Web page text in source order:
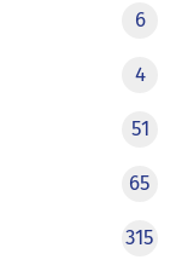
6
4
51
65
315